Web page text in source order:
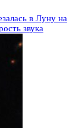
в Луну на
звука